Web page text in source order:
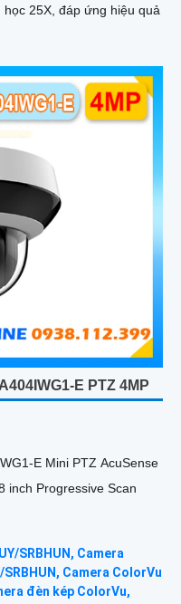
25X, đáp ứng hiệu quả
E PTZ 4MP
E Mini PTZ AcuSense
inch Progressive Scan